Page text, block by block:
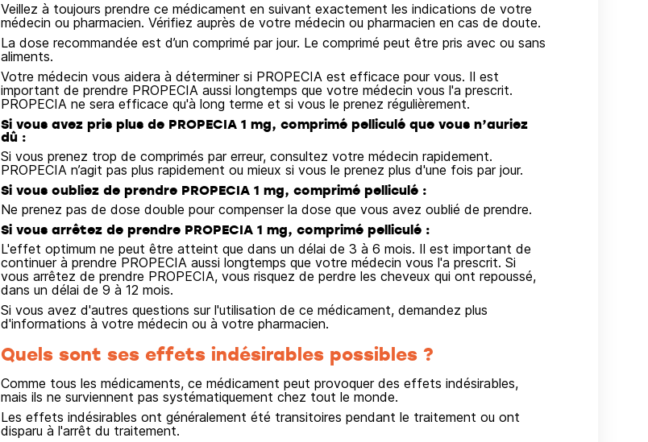
Veillez à toujours prendre ce médicament en suivant exactement les indications de votre
médecin ou pharmacien. Vérifiez auprès de votre médecin ou pharmacien en cas de doute.
La dose recommandée est d’un comprimé par jour. Le comprimé peut être pris avec ou sans
aliments.
Votre médecin vous aidera à déterminer si PROPECIA est efficace pour vous. Il est
important de prendre PROPECIA aussi longtemps que votre médecin vous l'a prescrit.
PROPECIA ne sera efficace qu'à long terme et si vous le prenez régulièrement.
Si vous avez pris plus de PROPECIA 1 mg, comprimé pelliculé que vous n’auriez
dû :
Si vous prenez trop de comprimés par erreur, consultez votre médecin rapidement.
PROPECIA n’agit pas plus rapidement ou mieux si vous le prenez plus d'une fois par jour.
Si vous oubliez de prendre PROPECIA 1 mg, comprimé pelliculé :
Ne prenez pas de dose double pour compenser la dose que vous avez oublié de prendre.
Si vous arrêtez de prendre PROPECIA 1 mg, comprimé pelliculé :
L'effet optimum ne peut être atteint que dans un délai de 3 à 6 mois. Il est important de
continuer à prendre PROPECIA aussi longtemps que votre médecin vous l'a prescrit. Si
vous arrêtez de prendre PROPECIA, vous risquez de perdre les cheveux qui ont repoussé,
dans un délai de 9 à 12 mois.
Si vous avez d'autres questions sur l'utilisation de ce médicament, demandez plus
d'informations à votre médecin ou à votre pharmacien.
Quels sont ses effets indésirables possibles ?
Comme tous les médicaments, ce médicament peut provoquer des effets indésirables,
mais ils ne surviennent pas systématiquement chez tout le monde.
Les effets indésirables ont généralement été transitoires pendant le traitement ou ont
disparu à l'arrêt du traitement.